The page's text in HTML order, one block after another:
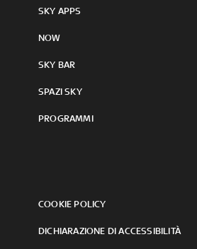
SKY APPS
NOW
SKY BAR
SPAZI SKY
PROGRAMMI
COOKIE POLICY
DICHIARAZIONE DI ACCESSIBILITÀ